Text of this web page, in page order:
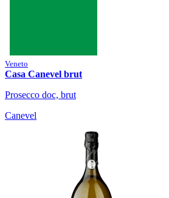
Veneto
Casa Canevel brut
Prosecco doc, brut
Canevel